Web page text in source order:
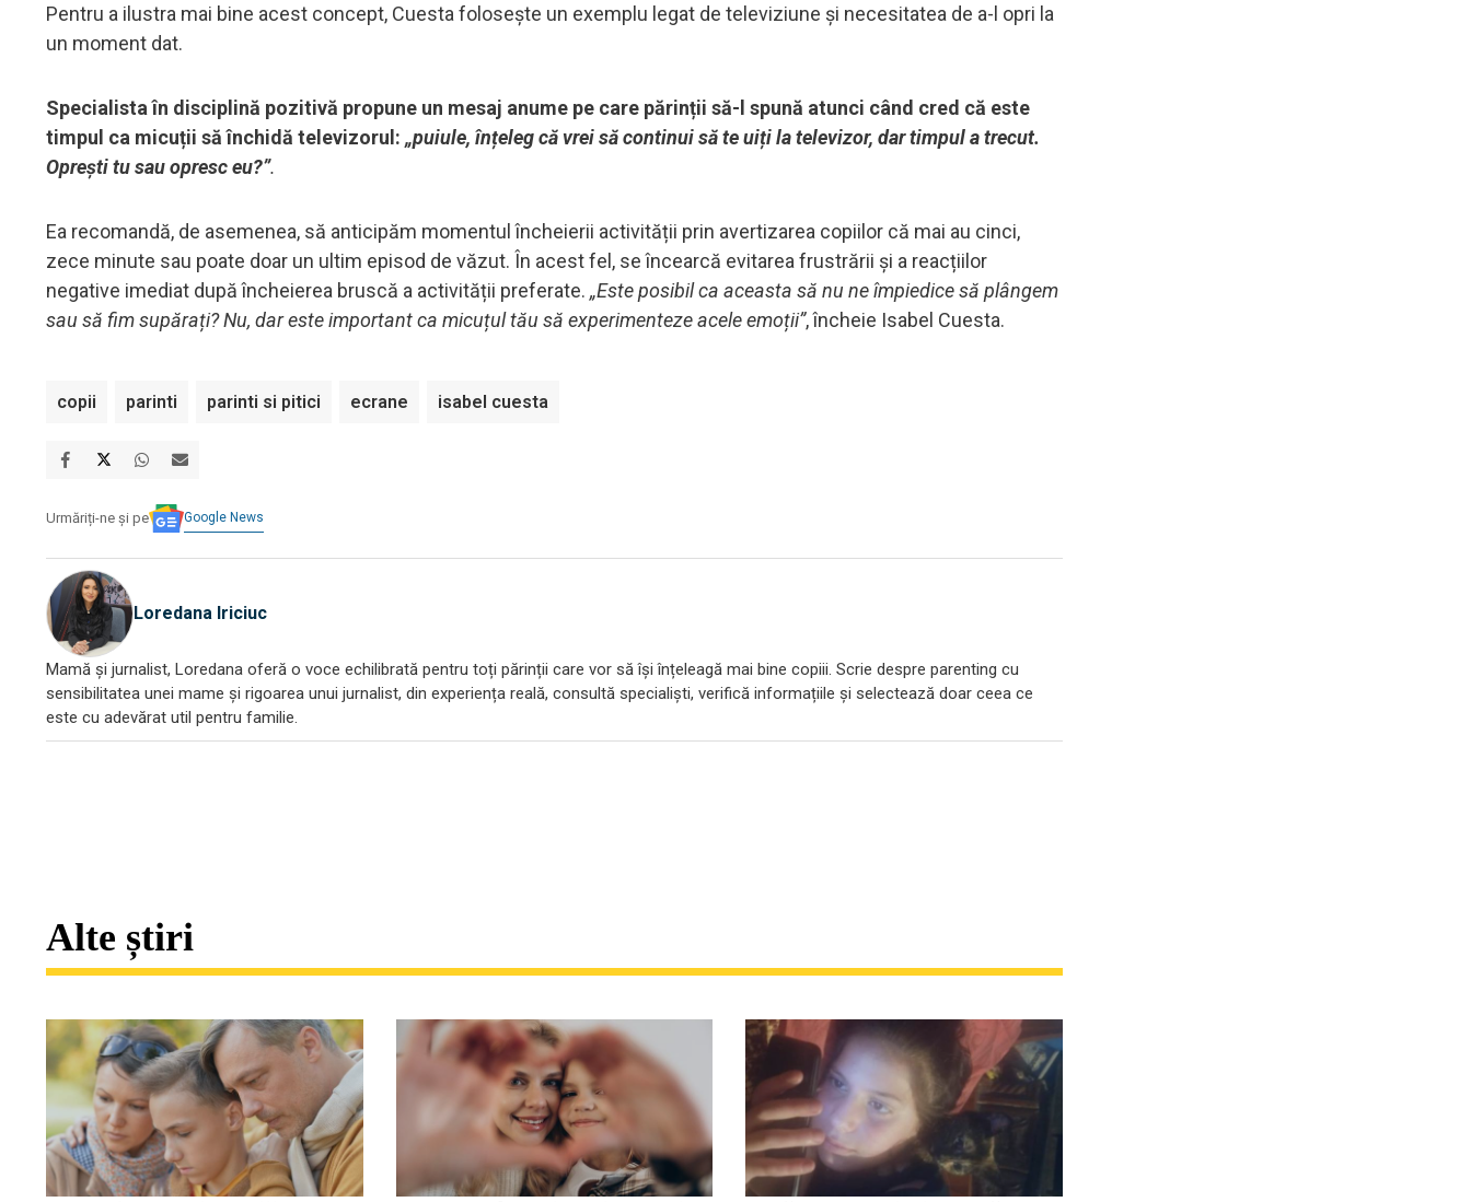
Pentru a ilustra mai bine acest concept, Cuesta folosește un exemplu legat de televiziune și necesitatea de a-l opri la
un moment dat.
Specialista în disciplină pozitivă propune un mesaj anume pe care părinții să-l spună atunci când cred că este
timpul ca micuții să închidă televizorul: „puiule, înțeleg că vrei să continui să te uiți la televizor, dar timpul a trecut.
Oprești tu sau opresc eu?”.
Ea recomandă, de asemenea, să anticipăm momentul încheierii activității prin avertizarea copiilor că mai au cinci,
zece minute sau poate doar un ultim episod de văzut. În acest fel, se încearcă evitarea frustrării și a reacțiilor
negative imediat după încheierea bruscă a activității preferate. „Este posibil ca aceasta să nu ne împiedice să plângem
sau să fim supărați? Nu, dar este important ca micuțul tău să experimenteze acele emoții”, încheie Isabel Cuesta.
copii parinti parinti si pitici ecrane isabel cuesta
Urmăriți-ne și pe Google News
Loredana Iriciuc
Mamă și jurnalist, Loredana oferă o voce echilibrată pentru toți părinții care vor să își înțeleagă mai bine copiii. Scrie despre parenting cu
sensibilitatea unei mame și rigoarea unui jurnalist, din experiența reală, consultă specialiști, verifică informațiile și selectează doar ceea ce
este cu adevărat util pentru familie.
Alte știri